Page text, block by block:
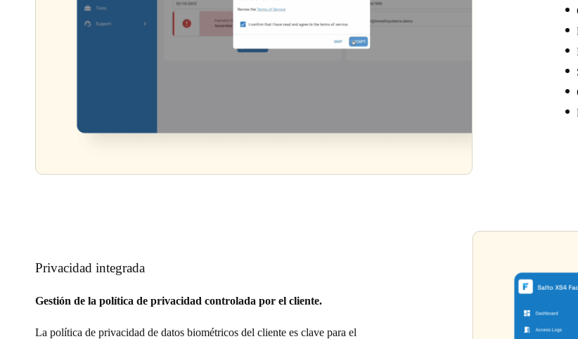
Privacidad integrada
Gestión de la política de privacidad controlada por el cliente.
La política de privacidad de datos biométricos del cliente es clave para el